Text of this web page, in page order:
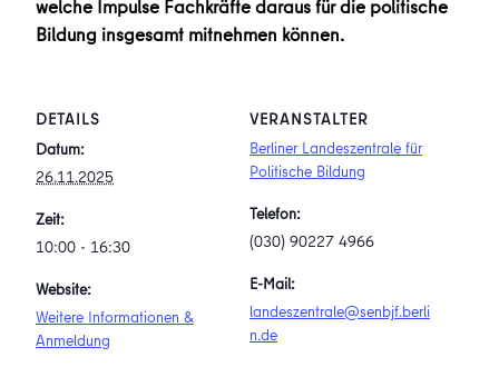
welche Impulse Fachkräfte daraus für die politische
Bildung insgesamt mitnehmen können.
DETAILS
Datum:
26.11.2025
Zeit:
10:00 - 16:30
Website:
Weitere Informationen &
Anmeldung
VERANSTALTER
Berliner Landeszentrale für
Politische Bildung
Telefon:
(030) 90227 4966
E-Mail:
landeszentrale@senbjf.berli
n.de